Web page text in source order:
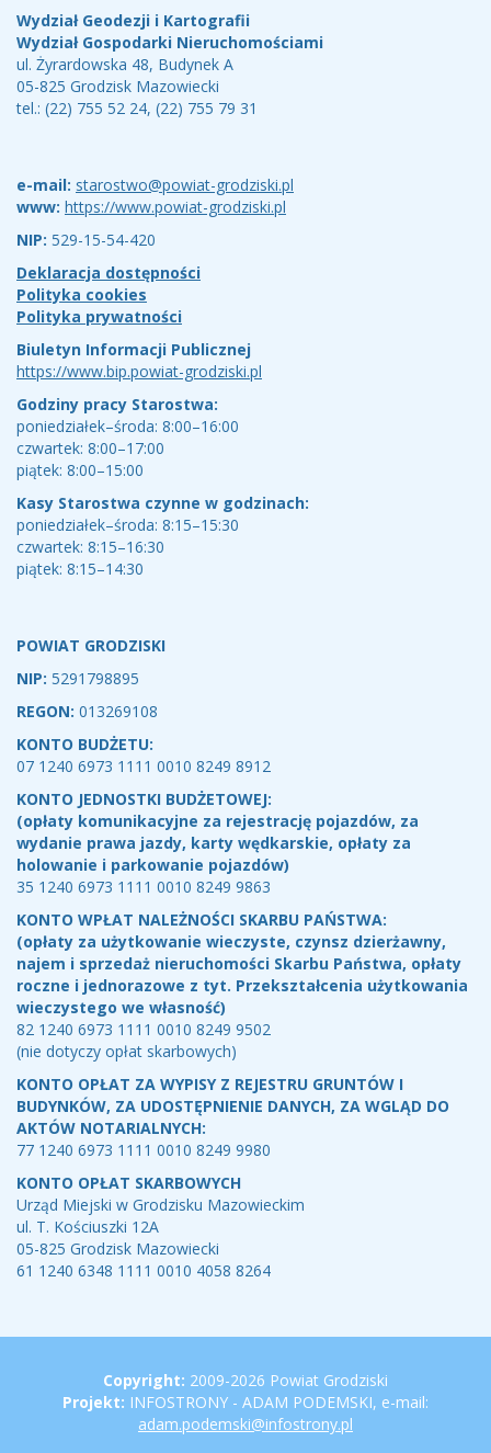
Wydział Geodezji i Kartografii
Wydział Gospodarki Nieruchomościami
ul. Żyrardowska 48, Budynek A
05-825 Grodzisk Mazowiecki
tel.: (22) 755 52 24, (22) 755 79 31
e-mail: starostwo@powiat-grodziski.pl
www: https://www.powiat-grodziski.pl
NIP: 529-15-54-420
Deklaracja dostępności
Polityka cookies
Polityka prywatności
Biuletyn Informacji Publicznej
https://www.bip.powiat-grodziski.pl
Godziny pracy Starostwa:
poniedziałek–środa: 8:00–16:00
czwartek: 8:00–17:00
piątek: 8:00–15:00
Kasy Starostwa czynne w godzinach:
poniedziałek–środa: 8:15–15:30
czwartek: 8:15–16:30
piątek: 8:15–14:30
POWIAT GRODZISKI
NIP: 5291798895
REGON: 013269108
KONTO BUDŻETU:
07 1240 6973 1111 0010 8249 8912
KONTO JEDNOSTKI BUDŻETOWEJ:
(opłaty komunikacyjne za rejestrację pojazdów, za
wydanie prawa jazdy, karty wędkarskie, opłaty za
holowanie i parkowanie pojazdów)
35 1240 6973 1111 0010 8249 9863
KONTO WPŁAT NALEŻNOŚCI SKARBU PAŃSTWA:
(opłaty za użytkowanie wieczyste, czynsz dzierżawny,
najem i sprzedaż nieruchomości Skarbu Państwa, opłaty
roczne i jednorazowe z tyt. Przekształcenia użytkowania
wieczystego we własność)
82 1240 6973 1111 0010 8249 9502
(nie dotyczy opłat skarbowych)
KONTO OPŁAT ZA WYPISY Z REJESTRU GRUNTÓW I
BUDYNKÓW, ZA UDOSTĘPNIENIE DANYCH, ZA WGLĄD DO
AKTÓW NOTARIALNYCH:
77 1240 6973 1111 0010 8249 9980
KONTO OPŁAT SKARBOWYCH
Urząd Miejski w Grodzisku Mazowieckim
ul. T. Kościuszki 12A
05-825 Grodzisk Mazowiecki
61 1240 6348 1111 0010 4058 8264
CopyrightCopyright: 2009-2026 Powiat Grodziski
Projekt: INFOSTRONY - ADAM PODEMSKI, e-mail:
adam.podemski@infostrony.pl